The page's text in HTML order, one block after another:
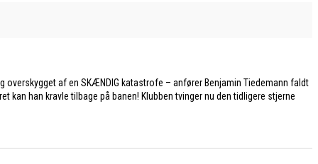
overskygget af en SKÆNDIG katastrofe – anfører Benjamin Tiedemann faldt
kan han kravle tilbage på banen! Klubben tvinger nu den tidligere stjerne